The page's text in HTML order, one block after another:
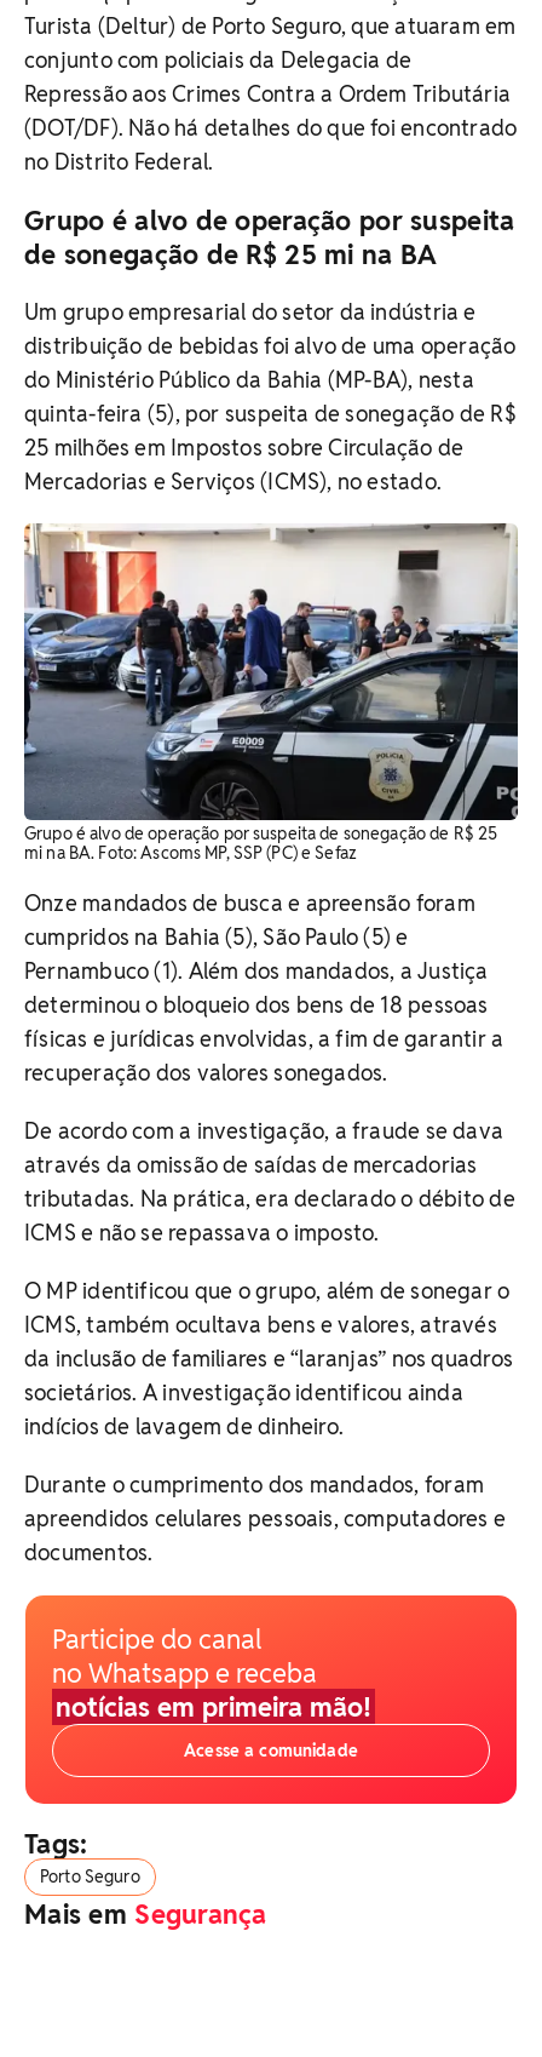
Turista (Deltur) de Porto Seguro, que atuaram em
conjunto com policiais da Delegacia de
Repressão aos Crimes Contra a Ordem Tributária
(DOT/DF). Não há detalhes do que foi encontrado
no Distrito Federal.
Grupo é alvo de operação por suspeita
de sonegação de R$ 25 mi na BA
Um grupo empresarial do setor da indústria e
distribuição de bebidas foi alvo de uma operação
do Ministério Público da Bahia (MP-BA), nesta
quinta-feira (5), por suspeita de sonegação de R$
25 milhões em Impostos sobre Circulação de
Mercadorias e Serviços (ICMS), no estado.
Grupo é alvo de operação por suspeita de sonegação de R$ 25
mi na BA. Foto: Ascoms MP, SSP (PC) e Sefaz
Onze mandados de busca e apreensão foram
cumpridos na Bahia (5), São Paulo (5) e
Pernambuco (1). Além dos mandados, a Justiça
determinou o bloqueio dos bens de 18 pessoas
físicas e jurídicas envolvidas, a fim de garantir a
recuperação dos valores sonegados.
De acordo com a investigação, a fraude se dava
através da omissão de saídas de mercadorias
tributadas. Na prática, era declarado o débito de
ICMS e não se repassava o imposto.
O MP identificou que o grupo, além de sonegar o
ICMS, também ocultava bens e valores, através
da inclusão de familiares e “laranjas” nos quadros
societários. A investigação identificou ainda
indícios de lavagem de dinheiro.
Durante o cumprimento dos mandados, foram
apreendidos celulares pessoais, computadores e
documentos.
Participe do canal
no Whatsapp e receba
notícias em primeira mão!
Acesse a comunidade
Tags:
Porto Seguro
Mais em Segurança